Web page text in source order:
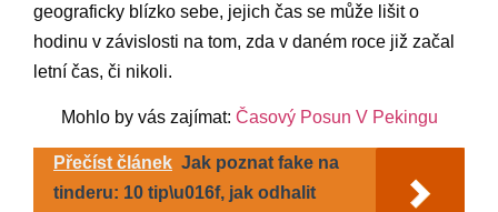
geograficky blízko sebe, jejich čas se může lišit o
hodinu v závislosti na tom, zda v daném roce již začal
letní čas, či nikoli.
Mohlo by vás zajímat: Časový Posun V Pekingu
Přečíst článek Jak poznat fake na
tinderu: 10 tip\u016f, jak odhalit